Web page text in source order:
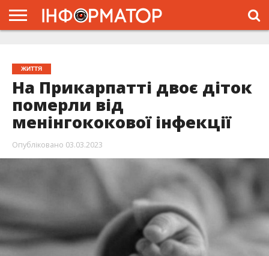
ЖИТТЯ
На Прикарпатті двоє діток
померли від
менінгококової інфекції
Опубліковано 03.03.2023